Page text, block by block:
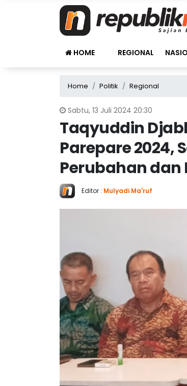
HOME REGIONAL
Home Politik Regional
Sabtu, 13 Juli 2024 20:30
Taqyuddin
Parepare 2024,
Perubahan
Editor : Mulyadi Ma'ruf